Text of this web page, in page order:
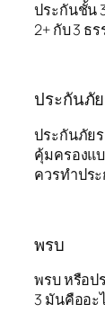
ประกันชั้น
2+ กับ 3 ธ
ประกันภั
ประกันภัย
คุ้มครองแ
ควรทำปร
พรบ
พรบ หรือป
3 มันคืออะ